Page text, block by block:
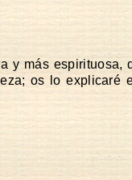
y más espirituosa,
os lo explicaré